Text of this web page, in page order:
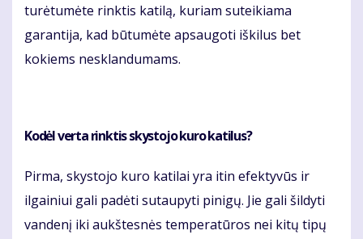
turėtumėte rinktis katilą, kuriam suteikiama
garantija, kad būtumėte apsaugoti iškilus bet
kokiems nesklandumams.
Kodėl verta rinktis skystojo kuro katilus?
Pirma, skystojo kuro katilai yra itin efektyvūs ir
ilgainiui gali padėti sutaupyti pinigų. Jie gali šildyti
vandenį iki aukštesnės temperatūros nei kitų tipų